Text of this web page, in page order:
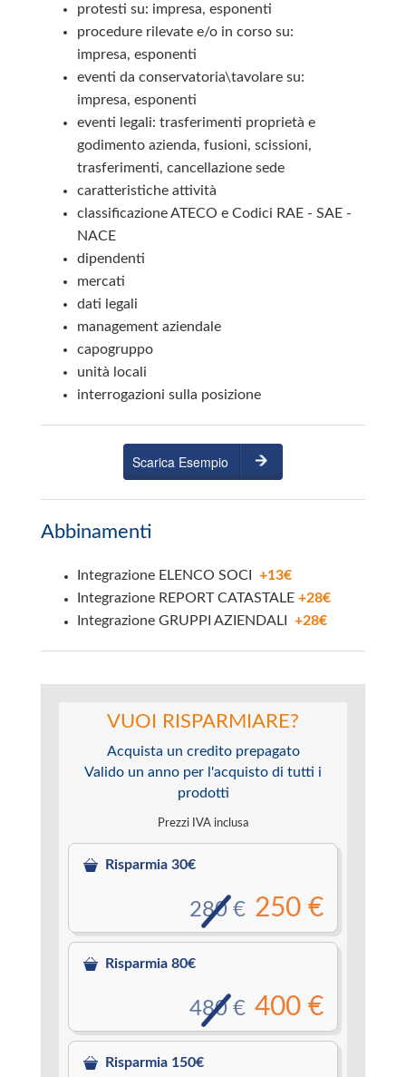
protesti su: impresa, esponenti
procedure rilevate e/o in corso su:
impresa, esponenti
eventi da conservatoria\tavolare su:
impresa, esponenti
eventi legali: trasferimenti proprietà e
godimento azienda, fusioni, scissioni,
trasferimenti, cancellazione sede
caratteristiche attività
classificazione ATECO e Codici RAE - SAE -
NACE
dipendenti
mercati
dati legali
management aziendale
capogruppo
unità locali
interrogazioni sulla posizione
Scarica Esempio
Abbinamenti
Integrazione ELENCO SOCI +13€
Integrazione REPORT CATASTALE +28€
Integrazione GRUPPI AZIENDALI +28€
VUOI RISPARMIARE?
Acquista un credito prepagato
Valido un anno per l'acquisto di tutti i
prodotti
Prezzi IVA inclusa
Risparmia 30€
250 €
280 €
Risparmia 80€
400 €
480 €
Risparmia 150€